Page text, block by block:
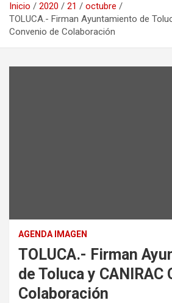
Inicio 2020 21
octubre
TOLUCA.- Firman Ayuntamiento de
Convenio de Colaboración
AGENDA IMAGEN
TOLUCA.- Firman
de Toluca y CANIRAC
Colaboración